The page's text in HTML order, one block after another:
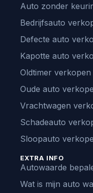
Auto zonder
Bedrijfsauto
Defecte auto
Kapotte auto
Oldtimer verkopen
Oude auto
Vrachtwagen
Schadeauto
Sloopauto
EXTRA INFO
Autowaarde
Wat is mijn auto